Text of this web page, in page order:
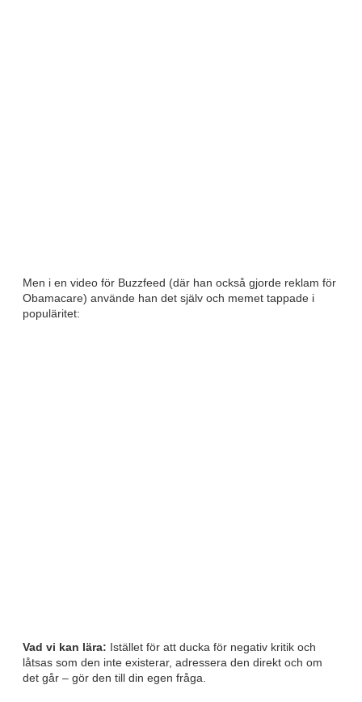
Men i en video för Buzzfeed (där han också gjorde reklam för
Obamacare) använde han det själv och memet tappade i
populäritet:
Vad vi kan lära: Istället för att ducka för negativ kritik och
låtsas som den inte existerar, adressera den direkt och om
det går – gör den till din egen fråga.